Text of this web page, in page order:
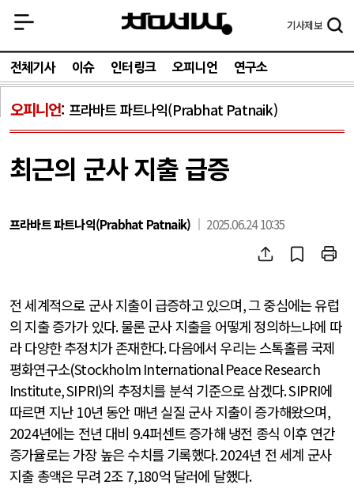
기사제보
전체기사 이슈 인터링크 오피니언 연구소
오피니언 프라바트 파트나익(Prabhat Patnaik)
최근의 군사 지출 급증
프라바트 파트나익(Prabhat Patnaik) 2025.06.24 10:35
전 세계적으로 군사 지출이 급증하고 있으며,그 중심에는 유럽
의 지출 증가가 있다.물론 군사 지출을 어떻게 정의하느냐에 따
라 다양한 추정치가 존재한다.다음에서 우리는 스톡홀름 국제
평화연구소(Stockholm International Peace Research
Institute, SIPRI)의 추정치를 분석 기준으로 삼겠다. SIPRI에
따르면 지난 10년 동안 매년 실질 군사 지출이 증가해왔으며,
2024년에는 전년 대비 9.4퍼센트 증가해 냉전 종식 이후 연간
증가율로는 가장 높은 수치를 기록했다. 2024년 전 세계 군사
지출 총액은 무려 2조 7,180억 달러에 달했다.